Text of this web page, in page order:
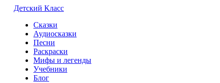
Детский Класс
Сказки
Аудиосказки
Песни
Раскраски
Мифы и легенды
Учебники
Блог